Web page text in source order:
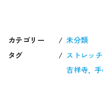
カテゴリー
未分類
タグ
ストレッチ
吉祥寺